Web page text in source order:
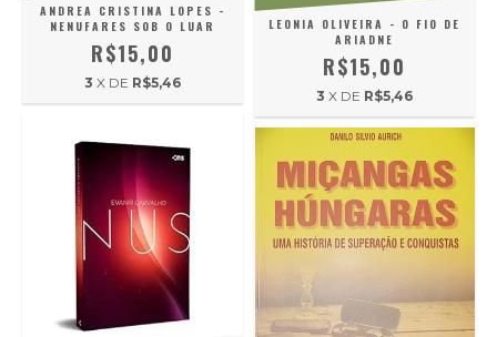
ANDREA CRISTINA LOPES -
NENUFARES SOB O LUAR
R$15,00
3 X DE R$5,46
LEONIA OLIVEIRA - O FIO DE
ARIADNE
R$15,00
3 X DE R$5,46